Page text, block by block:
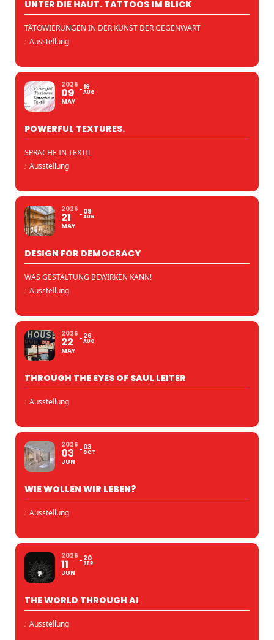
UNTER DIE HAUT. TATTOOS IM BLICK
TÄTOWIERUNGEN IN DER KUNST DER GEGENWART
: Ausstellung
2026
09
MAY
16
AUG
POWERFUL TEXTURES.
SPRACHE IN TEXTIL
: Ausstellung
2026
21
MAY
09
AUG
DESIGN FOR DEMOCRACY
WAS GESTALTUNG BEWIRKEN KANN!
: Ausstellung
2026
22
MAY
26
AUG
THROUGH THE EYES OF SAUL LEITER
: Ausstellung
2026
03
JUN
03
OCT
WIE WOLLEN WIR LEBEN?
: Ausstellung
2026
11
JUN
20
SEP
THE WORLD THROUGH AI
: Ausstellung